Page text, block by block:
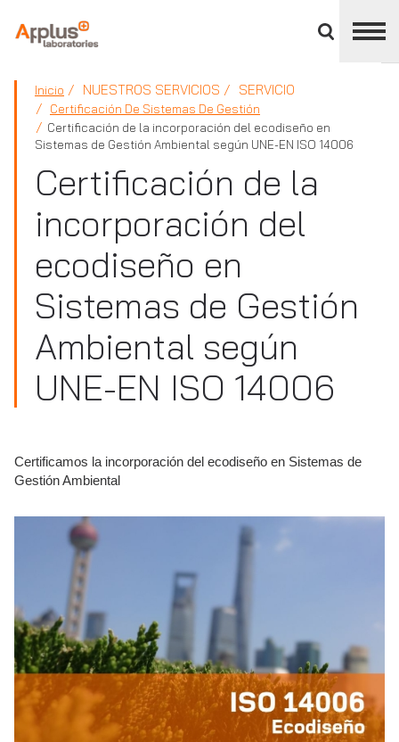
panel
APPLUS+
Inicio NUESTROS SERVICIOS SERVICIO
Certificación De Sistemas De Gestión
Certificación de la incorporación del ecodiseño en
Sistemas de Gestión Ambiental según UNE-EN ISO 14006
Certificación de la
incorporación del
ecodiseño en
Sistemas de Gestión
Ambiental según
UNE-EN ISO 14006
Certificamos la incorporación del ecodiseño en Sistemas de
Gestión Ambiental